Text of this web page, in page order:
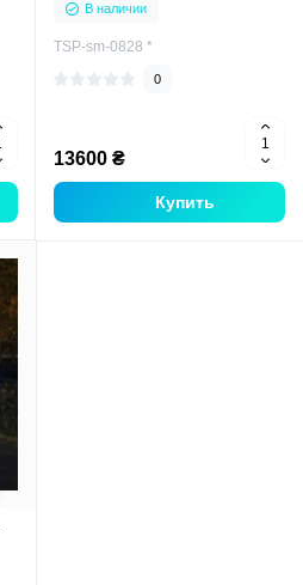
В наличии
TSP-sm-0828 *
0
13600 ₴
Купить